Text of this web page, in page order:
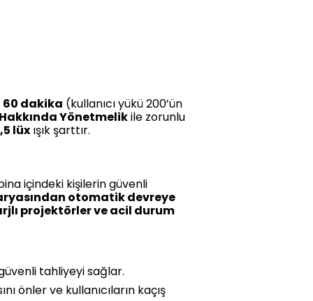
60 dakika (kullanıcı yükü 200’ün
Yönetmelikile zorunlu
lüx ışık şarttır.
içindeki kişilerin güvenli
otomatik devreye
projektörler ve acil durum
tahliyeyi sağlar.
önler ve kullanıcıların kaçış